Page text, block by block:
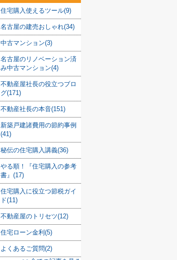
住宅購入使えるツール(9)
名古屋の建売おしゃれ(34)
中古マンション(3)
名古屋のリノベーション済
み中古マンション(4)
不動産屋社長の役立つブロ
グ(171)
不動産社長の本音(151)
新築戸建諸費用の節約事例
(41)
秘伝の住宅購入講義(36)
やる順！『住宅購入の参考
書』(17)
住宅購入に役立つ節税ガイ
ド(11)
不動産屋のトリセツ(12)
住宅ローン金利(5)
よくあるご質問(2)